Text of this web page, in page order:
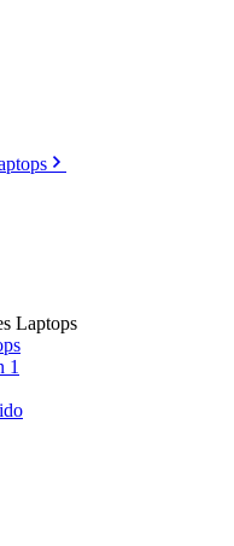
Laptops
1